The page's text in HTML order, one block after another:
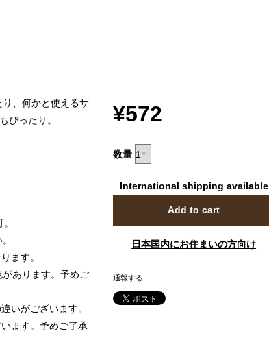
、何かと使えるサ
ぴったり。
ます。
あります。予めご
いがございます。
ます。予めご了承
¥572
数量
International shipping available
Add to cart
日本国内にお住まいの方向け
通報する